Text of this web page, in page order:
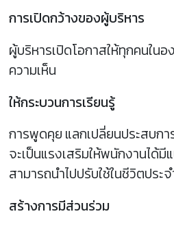
การเปิดกว้างของผู้บริหาร
ผู้บริหารเปิดโอกาสให้ทุกคนใน
ความเห็น
ให้กระบวนการเรียนรู้
การพูดคุย แลกเปลี่ยนประสบกา
จะเป็นแรงเสริมให้พนักงานได้
สามารถนำไปปรับใช้ในชีวิตประ
สร้างการมีส่วนร่วม